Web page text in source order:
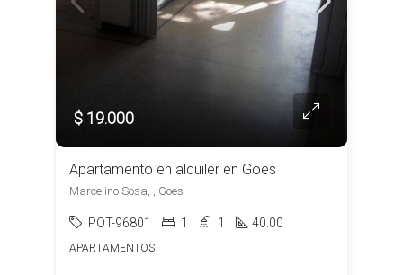
$ 19.000
Apartamento en alquiler en Goes
Marcelino Sosa, , Goes
POT-96801 1 1 40.00
APARTAMENTOS